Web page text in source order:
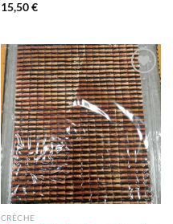
15,50€
Ajouter
à la liste
d'envie
CRÈCHE